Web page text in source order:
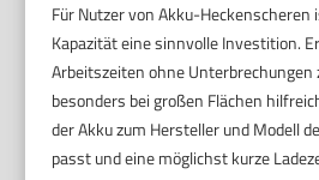
Für Nutzer von Akku-
Kapazität eine sinnvolle Investition.
Arbeitszeiten ohne Unterbrechungen
besonders bei großen Flächen
der Akku zum Hersteller und Modell
passt und eine möglichst kurze